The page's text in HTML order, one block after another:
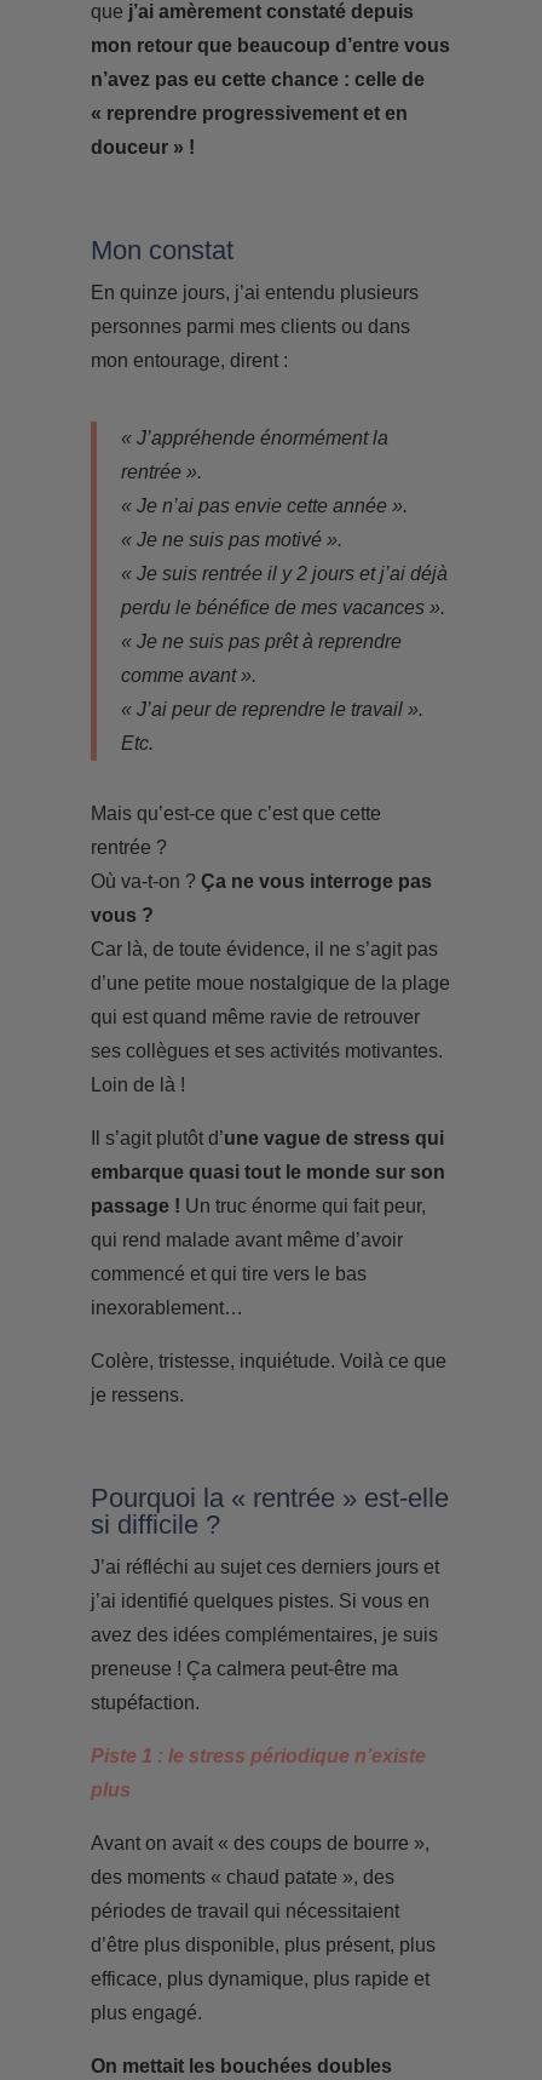
que j’ai amèrement constaté depuis
mon retour que beaucoup d’entre vous
n’avez pas eu cette chance : celle de
« reprendre progressivement et en
douceur » !
Mon constat
En quinze jours, j’ai entendu plusieurs
personnes parmi mes clients ou dans
mon entourage, dirent :
« J’appréhende énormément la
rentrée ».
« Je n’ai pas envie cette année ».
« Je ne suis pas motivé ».
« Je suis rentrée il y 2 jours et j’ai déjà
perdu le bénéfice de mes vacances ».
« Je ne suis pas prêt à reprendre
comme avant ».
« J’ai peur de reprendre le travail ».
Etc.
Mais qu’est-ce que c’est que cette
rentrée ?
Où va-t-on ? Ça ne vous interroge pas
vous ?
Car là, de toute évidence, il ne s’agit pas
d’une petite moue nostalgique de la plage
qui est quand même ravie de retrouver
ses collègues et ses activités motivantes.
Loin de là !
Il s’agit plutôt d’une vague de stress qui
embarque quasi tout le monde sur son
passage ! Un truc énorme qui fait peur,
qui rend malade avant même d’avoir
commencé et qui tire vers le bas
inexorablement…
Colère, tristesse, inquiétude. Voilà ce que
je ressens.
Pourquoi la « rentrée » est-elle
si difficile ?
J’ai réfléchi au sujet ces derniers jours et
j’ai identifié quelques pistes. Si vous en
avez des idées complémentaires, je suis
preneuse ! Ça calmera peut-être ma
stupéfaction.
Piste 1 : le stress périodique n’existe
plus
Avant on avait « des coups de bourre »,
des moments « chaud patate », des
périodes de travail qui nécessitaient
d’être plus disponible, plus présent, plus
efficace, plus dynamique, plus rapide et
plus engagé.
On mettait les bouchées doubles